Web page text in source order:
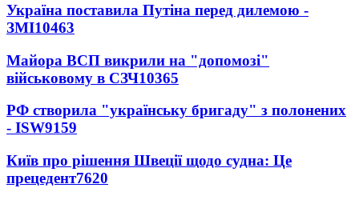
Україна поставила Путіна перед дилемою -
ЗМІ10463
Майора ВСП викрили на "допомозі"
військовому в СЗЧ10365
РФ створила "українську бригаду" з полонених
- ISW9159
Київ про рішення Швеції щодо судна: Це
прецедент7620